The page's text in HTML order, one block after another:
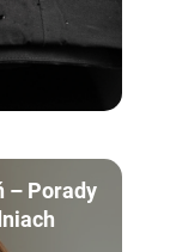
– Porady